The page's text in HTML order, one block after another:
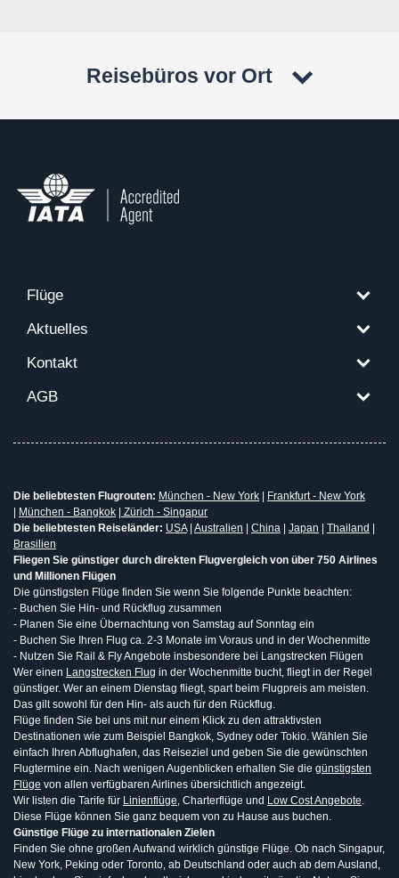
Reisebüros vor Ort
Flüge
Aktuelles
Kontakt
AGB
Die beliebtesten Flugrouten: München - New York
Frankfurt - New York
München - Bangkok
Zürich - Singapur
Die beliebtesten Reiseländer: USA| Australien China Japan Thailand
Brasilien
Fliegen Sie günstiger durch direkten Flugvergleich von über 750 Airlines
und Millionen Flügen
Die günstigsten Flüge finden Sie wenn Sie folgende Punkte beachten:
- Buchen Sie Hin- und Rückflug zusammen
- Planen Sie eine Übernachtung von Samstag auf Sonntag ein
- Buchen Sie Ihren Flug ca. 2-3 Monate im Voraus und in der Wochenmitte
- Nutzen Sie Rail & Fly Angebote insbesondere bei Langstrecken Flügen
Wer einen Langstrecken Flug in der Wochenmitte bucht, fliegt in der Regel
günstiger. Wer an einem Dienstag fliegt, spart beim Flugpreis am meisten.
Das gilt sowohl für den Hin- als auch für den Rückflug.
Flüge finden Sie bei uns mit nur einem Klick zu den attraktivsten
Destinationen wie zum Beispiel Bangkok, Sydney oder Tokio. Wählen Sie
einfach Ihren Abflughafen, das Reiseziel und geben Sie die gewünschten
Flugtermine ein. Nach wenigen Augenblicken erhalten Sie die günstigsten
Flüge von allen verfügbaren Airlines übersichtlich angezeigt.
Wir listen die Tarife für Linienflüge, Charterflüge und Low Cost Angebote.
Diese Flüge können Sie ganz bequem von zu Hause aus buchen.
Günstige Flüge zu internationalen Zielen
Finden Sie ohne großen Aufwand wirklich günstige Flüge. Ob nach Singapur,
New York, Peking oder Toronto, ab Deutschland oder auch ab dem Ausland,